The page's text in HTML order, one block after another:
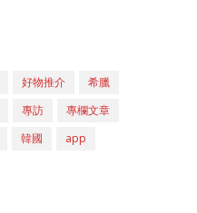
好物推介
希臘
專訪
專欄文章
韓國 app